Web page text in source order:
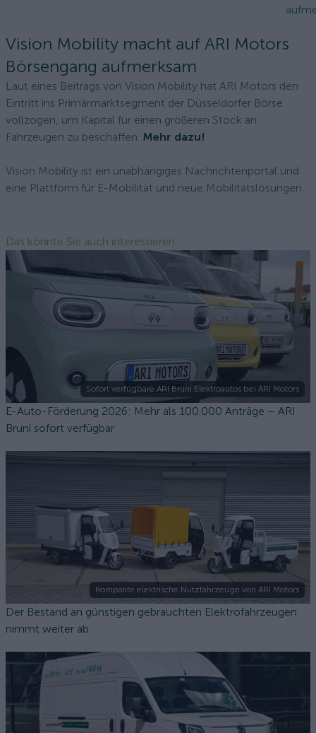
Vision Mobility macht auf ARI Motors
Börsengang aufmerksam
Laut eines Beitrags von Vision Mobility hat ARI Motors den
Eintritt ins Primärmarktsegment der Düsseldorfer Börse
vollzogen, um Kapital für einen größeren Stock an
Fahrzeugen zu beschaffen. Mehr dazu!
Vision Mobility ist ein unabhängiges Nachrichtenportal und
eine Plattform für E-Mobilität und neue Mobilitätslösungen.
Das könnte Sie auch interessieren
Sofort verfügbare ARI Bruni Elektroautos bei ARI Motors
E-Auto-Förderung 2026: Mehr als 100.000 Anträge – ARI
Bruni sofort verfügbar
Kompakte elektrische Nutzfahrzeuge von ARI Motors
Der Bestand an günstigen gebrauchten Elektrofahrzeugen
nimmt weiter ab